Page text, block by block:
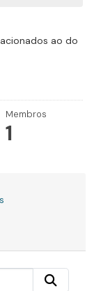
ao do
Membros
1